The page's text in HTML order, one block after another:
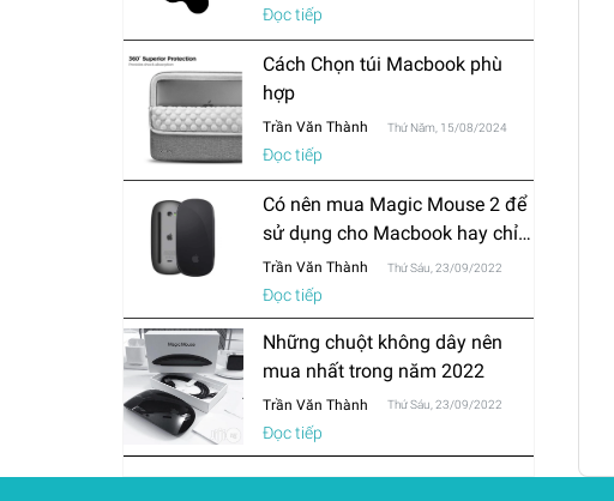
Đọc tiếp
Cách Chọn túi Macbook phù
hợp
Trần Văn Thành Thứ Năm, 15/08/2024
Đọc tiếp
Có nên mua Magic Mouse 2 để
sử dụng cho Macbook hay chỉ
mua chuột thông thường?
Trần Văn Thành Thứ Sáu, 23/09/2022
Đọc tiếp
Những chuột không dây nên
mua nhất trong năm 2022
Trần Văn Thành Thứ Sáu, 23/09/2022
Đọc tiếp